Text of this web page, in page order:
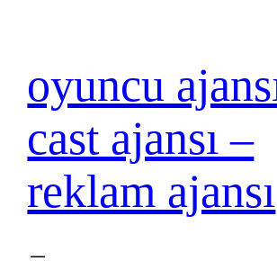
oyuncu
cast ajansı –
reklam ajansı